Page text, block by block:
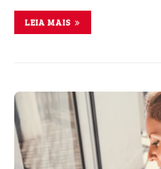
LEIA MAIS